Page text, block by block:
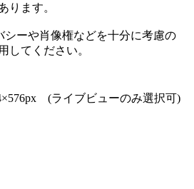
ります。
シーや肖像権などを十分に考慮の
してください。
(ライブビューのみ選択可)